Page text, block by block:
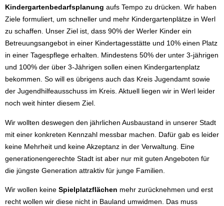
Kindergartenbedarfsplanung aufs Tempo zu drücken. Wir haben
Ziele formuliert, um schneller und mehr Kindergartenplätze in Werl
zu schaffen. Unser Ziel ist, dass 90% der Werler Kinder ein
Betreuungsangebot in einer Kindertagesstätte und 10% einen Platz
in einer Tagespflege erhalten. Mindestens 50% der unter 3-jährigen
und 100% der über 3-Jährigen sollen einen Kindergartenplatz
bekommen. So will es übrigens auch das Kreis Jugendamt sowie
der Jugendhilfeausschuss im Kreis. Aktuell liegen wir in Werl leider
noch weit hinter diesem Ziel.
Wir wollten deswegen den jährlichen Ausbaustand in unserer Stadt
mit einer konkreten Kennzahl messbar machen. Dafür gab es leider
keine Mehrheit und keine Akzeptanz in der Verwaltung. Eine
generationengerechte Stadt ist aber nur mit guten Angeboten für
die jüngste Generation attraktiv für junge Familien.
Wir wollen keine Spielplatzflächen mehr zurücknehmen und erst
recht wollen wir diese nicht in Bauland umwidmen. Das muss